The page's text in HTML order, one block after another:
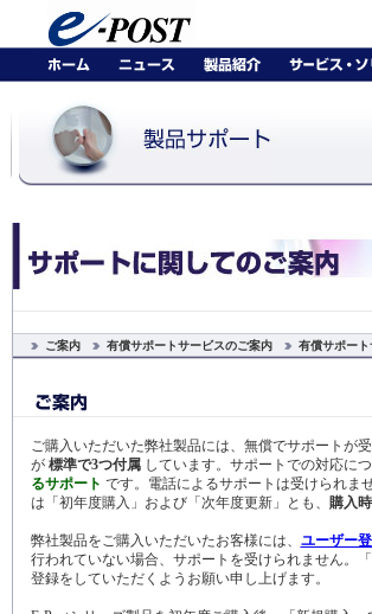
ご案内 有償サポートサービスのご案内 有償サポー
ご購入いただいた弊社製品には、無償でサポートが
が 標準で3つ付属しています。サポートでの対応に
るサポート です。電話によるサポートは受けられま
は「初年度購入」および「次年度更新」とも、 購入
弊社製品をご購入いただいたお客様には、 ユーザー
行われていない場合、サポートを受けられません。
登録をしていただくようお願い申し上げます。